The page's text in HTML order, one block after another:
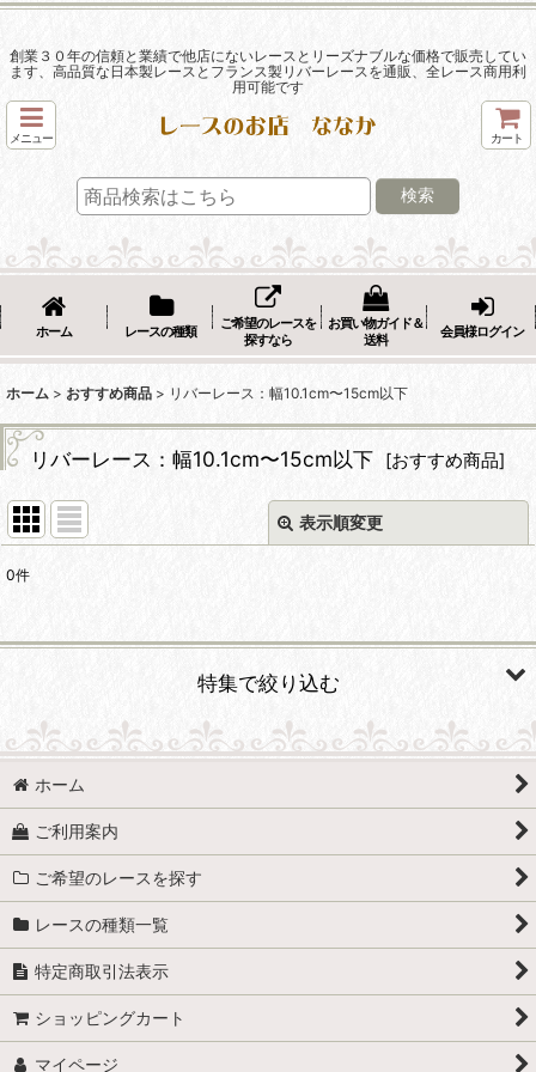
創業３０年の信頼と業績で他店にないレースとリーズナブルな価格で販売してい
ます、高品質な日本製レースとフランス製リバーレースを通販、全レース商用利
用可能です
メニュー カート
検索
ホーム レースの種類
ご希望のレースを
探すなら
お買い物ガイド＆
送料
会員様ログイン
ホーム > おすすめ商品 > リバーレース：幅10.1cm〜15cm以下
リバーレース：幅10.1cm〜15cm以下 [おすすめ商品]
表示順変更
在庫あり
絞り込む
0件
特集で絞り込む
フリルレース
白色系のレース
黄色 オレンジ系のレース
青、みどり、むらさき系のレース
黒、グレー系のレース
ホーム
ご利用案内
ご希望のレースを探す
レースの種類一覧
特定商取引法表示
ショッピングカート
マイページ